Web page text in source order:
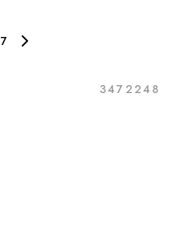
7
3472248